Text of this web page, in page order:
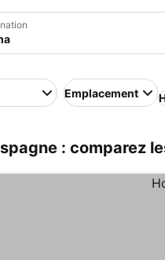
Emplacement
: comparez